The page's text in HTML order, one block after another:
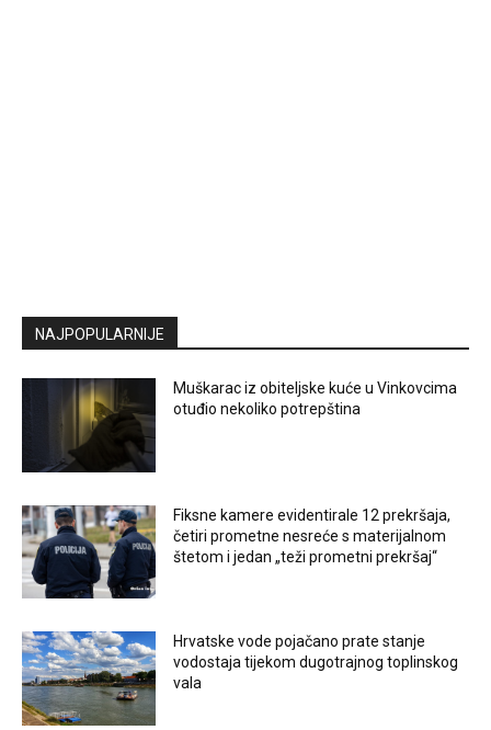
NAJPOPULARNIJE
Muškarac iz obiteljske kuće u Vinkovcima
otuđio nekoliko potrepština
Fiksne kamere evidentirale 12 prekršaja,
četiri prometne nesreće s materijalnom
štetom i jedan „teži prometni prekršaj“
Hrvatske vode pojačano prate stanje
vodostaja tijekom dugotrajnog toplinskog
vala